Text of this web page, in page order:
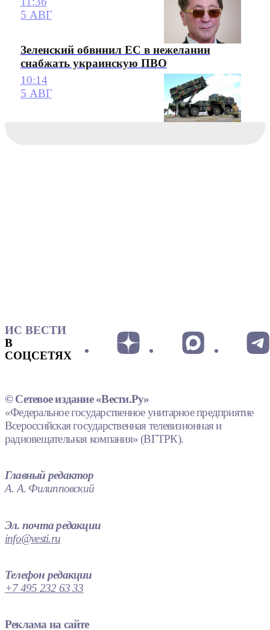
5 АВГ
Зеленский обвинил ЕС в нежелании
снабжать украинскую ПВО
10:14
5 АВГ
ИС ВЕСТИ
В
СОЦСЕТЯХ
© Сетевое издание «Вести.Ру»
«Федеральное государственное унитарное предприятие
Всероссийская государственная телевизионная и
радиовещательная компания» (ВГТРК).
Главный редактор
А. А. Филипповский
Эл. почта редакции
info@vesti.ru
Телефон редакции
+7 495 232 63 33
Реклама на сайте